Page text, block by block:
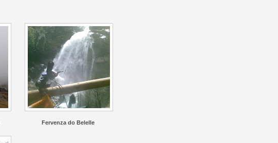
Fervenza do Belelle